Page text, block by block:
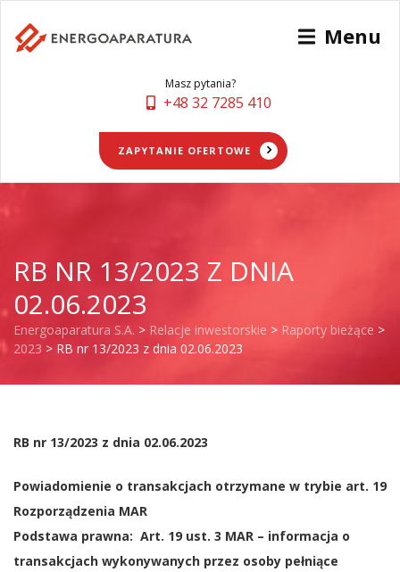
Menu
Masz pytania?
+48 32 7285 410
ZAPYTANIE OFERTOWE
RB NR 13/2023 Z DNIA
02.06.2023
Energoaparatura S.A. > Relacje inwestorskie > Raporty bieżące >
2023 > RB nr 13/2023 z dnia 02.06.2023
RB nr 13/2023 z dnia 02.06.2023
Powiadomienie o transakcjach otrzymane w trybie art. 19
Rozporządzenia MAR
Podstawa prawna: Art. 19 ust. 3 MAR – informacja o
transakcjach wykonywanych przez osoby pełniące